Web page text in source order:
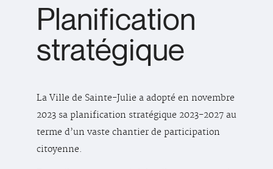
Planification
stratégique
La Ville de Sainte-Julie a adopté en novembre
2023 sa planification stratégique 2023-2027 au
terme d’un vaste chantier de participation
citoyenne.